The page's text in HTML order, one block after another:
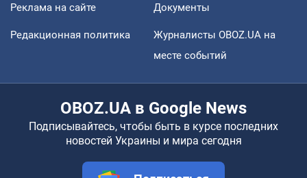
Реклама на сайте Документы
Редакционная политика
Журналисты OBOZ.UA на
месте событий
OBOZ.UA в Google News
Подписывайтесь, чтобы быть в курсе последних
новостей Украины и мира сегодня